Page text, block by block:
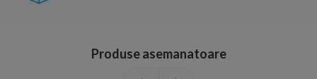
Produse asemanatoare